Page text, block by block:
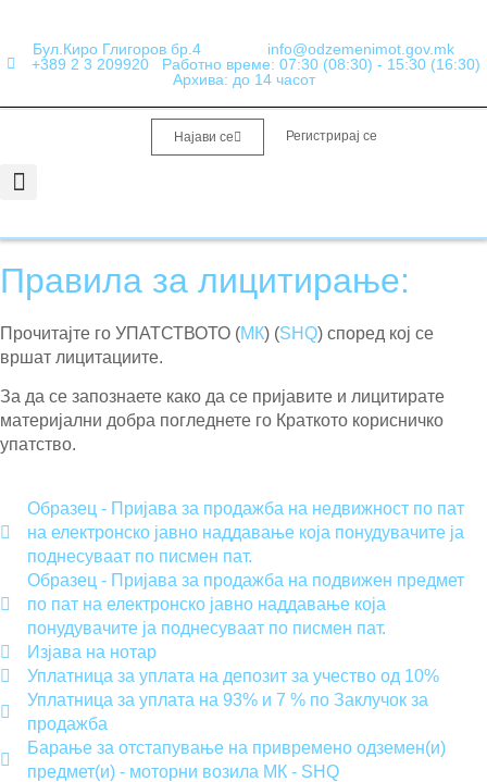
Бул.Киро Глигоров бр.4
info@odzemenimot.gov.mk
+389 2 3 209920
Работно време: 07:30 (08:30) - 15:30 (16:30)
Архива: до 14 часот
Најави се Регистрирај се
Правила за лицитирање:
Прочитајте го УПАТСТВОТО (МК) (SHQ) според кој се
вршат лицитациите.
За да се запознаете како да се пријавите и лицитирате
материјални добра погледнете го Краткото корисничко
упатство.
Образец - Пријава за продажба на недвижност по пат
на електронско јавно наддавање која понудувачите ја
поднесуваат по писмен пат.
Образец - Пријава за продажба на подвижен предмет
по пат на електронско јавно наддавање која
понудувачите ја поднесуваат по писмен пат.
Изјава на нотар
Уплатница за уплата на депозит за учество од 10%
Уплатница за уплата на 93% и 7 % по Заклучок за
продажба
Барање за отстапување на привремено одземен(и)
предмет(и) - моторни возила МК - SHQ